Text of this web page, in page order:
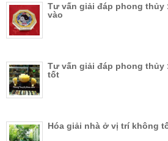
Tư vấn giải đáp phong thủy
vào
Tư vấn giải đáp phong
tốt
Hóa giải nhà ở vị trí không